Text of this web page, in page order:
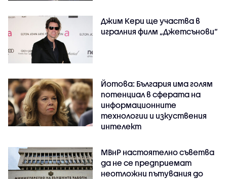
Джим Кери ще участва в
игралния филм „Джетсънови“
Йотова: България има голям
потенциал в сферата на
информационните
технологии и изкуствения
интелект
МВнР настоятелно съветва
да не се предприемат
неотложни пътувания до